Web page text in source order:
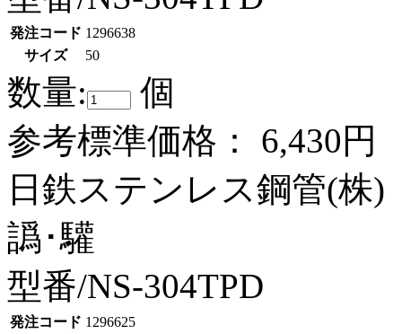
発注コード 1296638
サイズ
50
数量:
個
参考標準価格：
6,430円
日鉄ステンレス鋼管(株)
譌･驩
型番/NS-304TPD
発注コード 1296625